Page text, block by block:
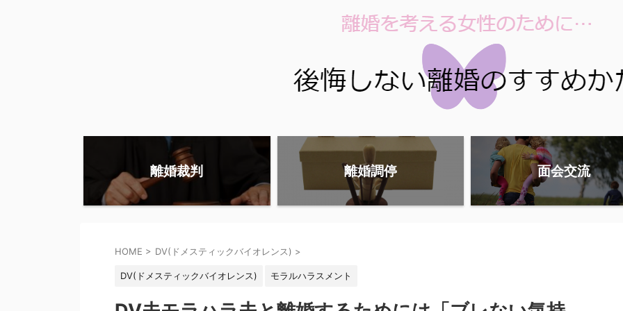
離婚裁判 離婚調停 面会交流
HOME > DV(ドメスティックバイオレンス) >
DV(ドメスティックバイオレンス) モラルハラスメント